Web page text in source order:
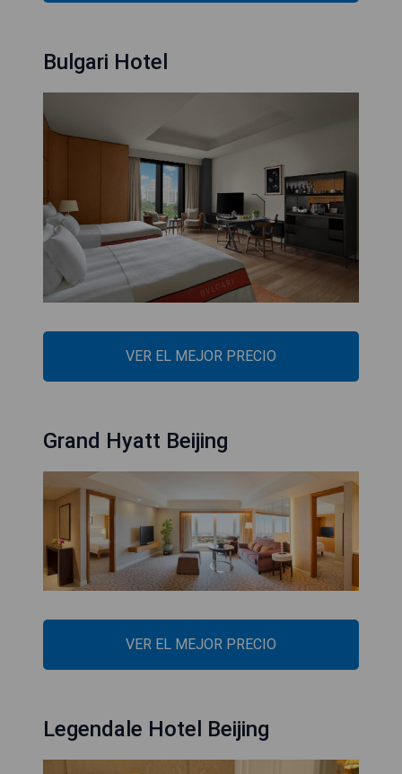
Bulgari Hotel
VER EL MEJOR PRECIO
Grand Hyatt Beijing
VER EL MEJOR PRECIO
Legendale Hotel Beijing